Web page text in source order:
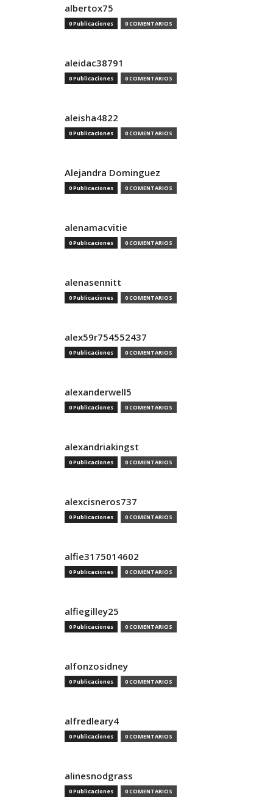
albertox75
0 Publicaciones 0 COMENTARIOS
aleidac38791
0 Publicaciones 0 COMENTARIOS
aleisha4822
0 Publicaciones 0 COMENTARIOS
Alejandra Dominguez
0 Publicaciones 0 COMENTARIOS
alenamacvitie
0 Publicaciones 0 COMENTARIOS
alenasennitt
0 Publicaciones 0 COMENTARIOS
alex59r754552437
0 Publicaciones 0 COMENTARIOS
alexanderwell5
0 Publicaciones 0 COMENTARIOS
alexandriakingst
0 Publicaciones 0 COMENTARIOS
alexcisneros737
0 Publicaciones 0 COMENTARIOS
alfie3175014602
0 Publicaciones 0 COMENTARIOS
alfiegilley25
0 Publicaciones 0 COMENTARIOS
alfonzosidney
0 Publicaciones 0 COMENTARIOS
alfredleary4
0 Publicaciones 0 COMENTARIOS
alinesnodgrass
0 Publicaciones 0 COMENTARIOS